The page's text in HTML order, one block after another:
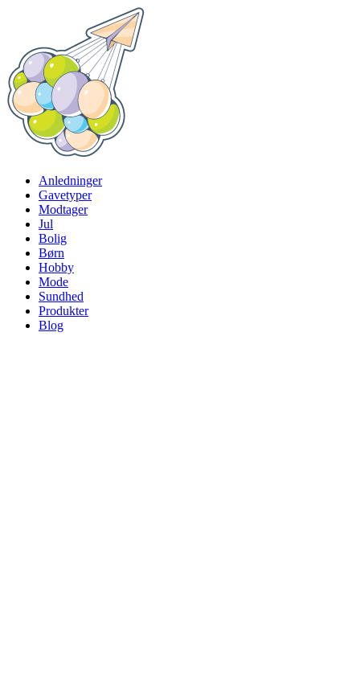
Anledninger
Gavetyper
Modtager
Jul
Bolig
Børn
Hobby
Mode
Sundhed
Produkter
Blog